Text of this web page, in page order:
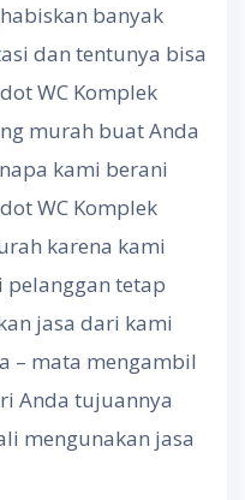
banyak
dan tentunya bisa
WC Komplek
murah buat Anda
kami berani
WC Komplek
karena kami
tetap
jasa dari kami
– mata mengambil
Anda tujuannya
mengunakan jasa